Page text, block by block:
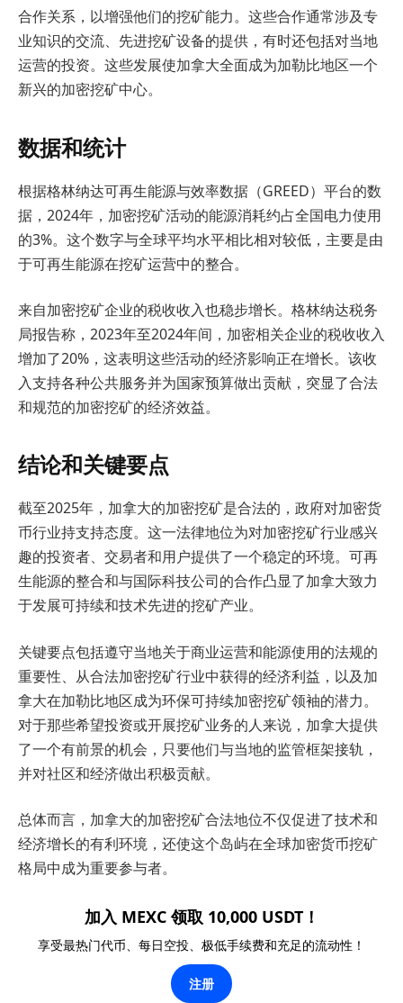
合作关系，以增强他们的挖矿能力。这些合作通常涉及专
业知识的交流、先进挖矿设备的提供，有时还包括对当地
运营的投资。这些发展使加拿大全面成为加勒比地区一个
新兴的加密挖矿中心。
数据和统计
根据格林纳达可再生能源与效率数据（GREED）平台的数
据，2024年，加密挖矿活动的能源消耗约占全国电力使用
的3%。这个数字与全球平均水平相比相对较低，主要是由
于可再生能源在挖矿运营中的整合。
来自加密挖矿企业的税收收入也稳步增长。格林纳达税务
局报告称，2023年至2024年间，加密相关企业的税收收入
增加了20%，这表明这些活动的经济影响正在增长。该收
入支持各种公共服务并为国家预算做出贡献，突显了合法
和规范的加密挖矿的经济效益。
结论和关键要点
截至2025年，加拿大的加密挖矿是合法的，政府对加密货
币行业持支持态度。这一法律地位为对加密挖矿行业感兴
趣的投资者、交易者和用户提供了一个稳定的环境。可再
生能源的整合和与国际科技公司的合作凸显了加拿大致力
于发展可持续和技术先进的挖矿产业。
关键要点包括遵守当地关于商业运营和能源使用的法规的
重要性、从合法加密挖矿行业中获得的经济利益，以及加
拿大在加勒比地区成为环保可持续加密挖矿领袖的潜力。
对于那些希望投资或开展挖矿业务的人来说，加拿大提供
了一个有前景的机会，只要他们与当地的监管框架接轨，
并对社区和经济做出积极贡献。
总体而言，加拿大的加密挖矿合法地位不仅促进了技术和
经济增长的有利环境，还使这个岛屿在全球加密货币挖矿
格局中成为重要参与者。
加入 MEXC 领取 10,000 USDT！
享受最热门代币、每日空投、极低手续费和充足的流动性！
注册